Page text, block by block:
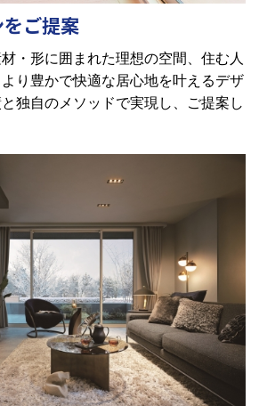
ご提案
・形に囲まれた理想の空間、住む人
り豊かで快適な居心地を叶えるデザ
独自のメソッドで実現し、ご提案し